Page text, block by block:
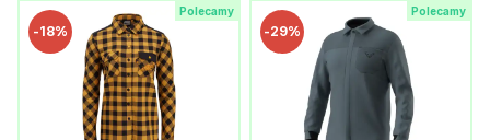
Polecamy
-18%
Polecamy
-29%